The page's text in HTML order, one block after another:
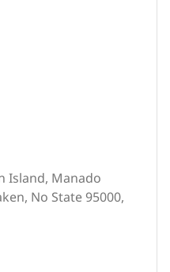
Island, Manado
No State 95000,